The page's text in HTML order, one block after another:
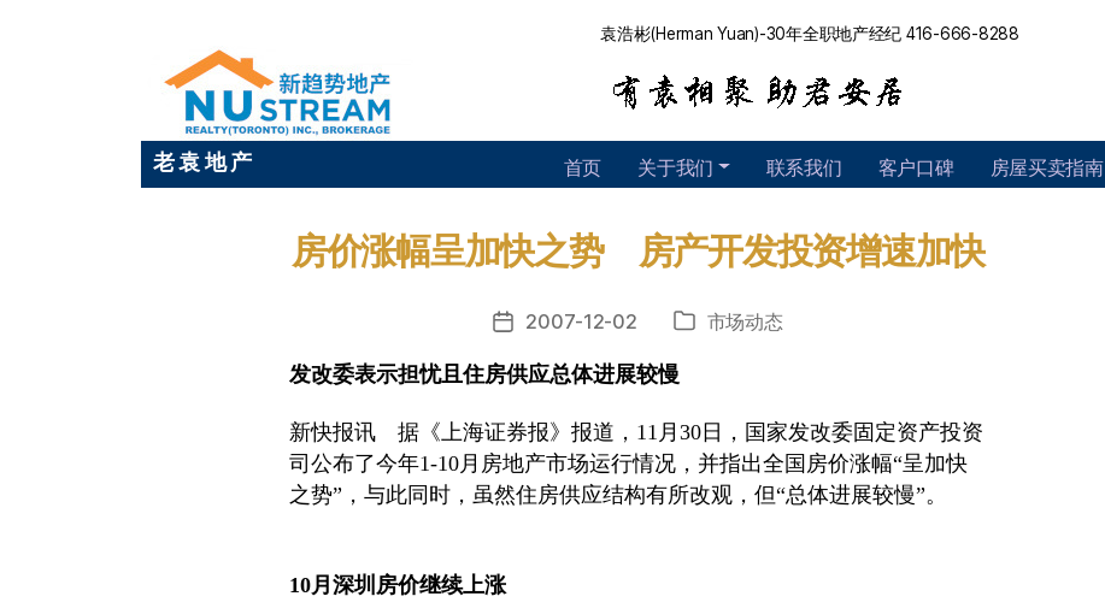
袁浩彬(Herman Yuan)-30年全职地产经纪 416-666-8288
老 袁 地 产 首页 关于我们 联系我们 客户口碑 房屋买卖指南
房价涨幅呈加快之势 房产开发投资增速加快
发
日
2007-12-02
分 市场动态
发改委表示担忧且住房供应总体进展较慢
新快报讯 据《上海证券报》报道，11月30日，国家发改委固定资产投资
司公布了今年1-10月房地产市场运行情况，并指出全国房价涨幅“呈加快
之势”，与此同时，虽然住房供应结构有所改观，但“总体进展较慢”。
10月深圳房价继续上涨